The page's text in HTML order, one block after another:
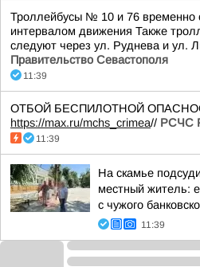
Троллейбусы № 10 и 76 временно
интервалом движения Также
следуют через ул. Руднева и ул.
Правительство Севастополя
11:39
ОТБОЙ БЕСПИЛОТНОЙ
https://max.ru/mchs_crimea// РСЧС
11:39
На скамье
местный житель:
с чужого
11:39